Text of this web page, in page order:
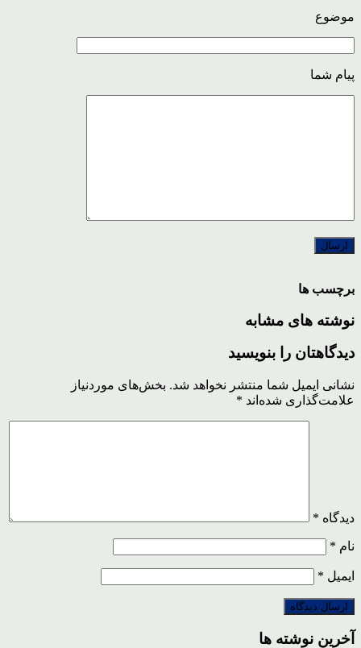
موضوع
پیام شما
برچسب ها
نوشته های مشابه
دیدگاهتان را بنویسید
نشانی ایمیل شما منتشر نخواهد شد. بخش‌های موردنیاز
علامت‌گذاری شده‌اند *
دیدگاه *
نام *
ایمیل *
آخرین نوشته ها